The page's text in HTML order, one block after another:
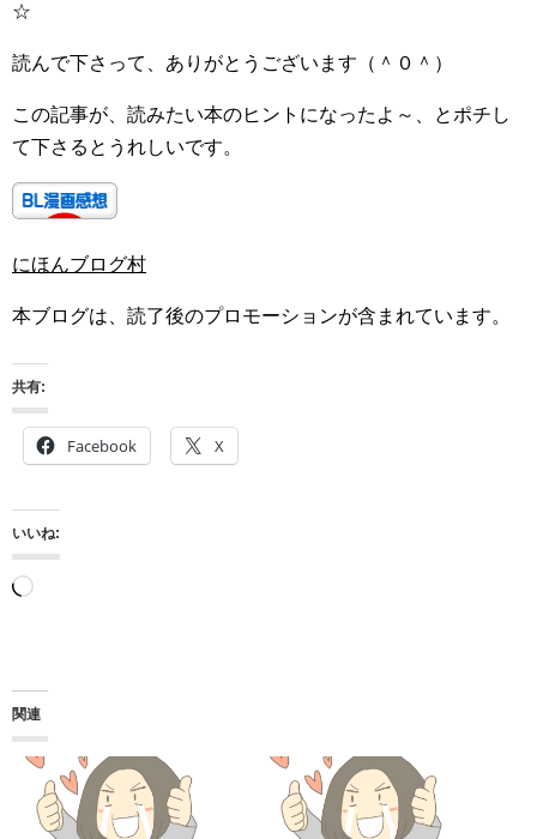
☆
読んで下さって、ありがとうございます（＾０＾）
この記事が、読みたい本のヒントになったよ～、とポチし
て下さるとうれしいです。
にほんブログ村
本ブログは、読了後のプロモーションが含まれています。
共有:
Facebook X
いいね:
読
み
中…
関連